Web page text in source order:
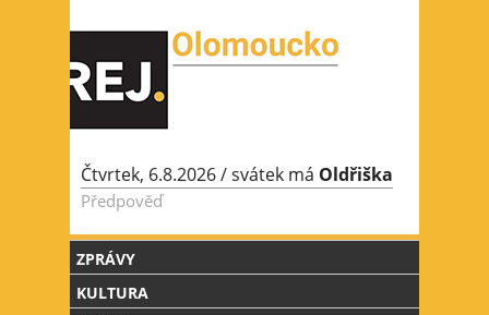
Čtvrtek, 6.8.2026/ svátek má Oldřiška
Předpověď
ZPRÁVY
KULTURA